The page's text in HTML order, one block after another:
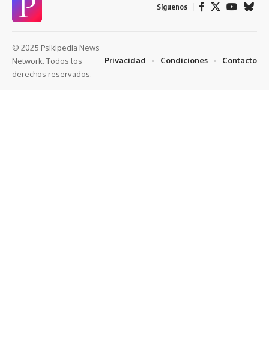
Síguenos
© 2025 Psikipedia News
Network. Todos los
derechos reservados.
Privacidad Condiciones Contacto